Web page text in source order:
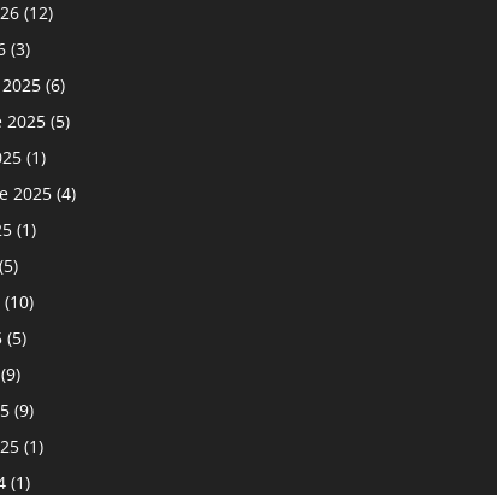
(12)
(3)
(6)
2025 (5)
(1)
2025 (4)
(1)
(5)
(10)
(5)
(9)
(9)
(1)
(1)